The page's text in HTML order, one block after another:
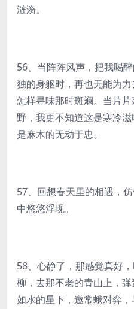
涟漪。
56、当阵阵风声，把我喝
独的身躯时，再也无能为
怎样寻味那时斑斓。当片
野，我更不知道这是寒冷
是麻木的无动于忠。
57、回想春天里的相遇，
中悠悠浮现。
58、心静了，那感觉真好
柳，去那不老的青山上，
如水的星下，邀常蛾对弈